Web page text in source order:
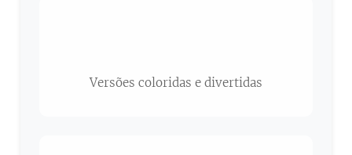
Versões coloridas e divertidas